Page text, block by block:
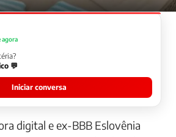
agora
💬
Iniciar conversa